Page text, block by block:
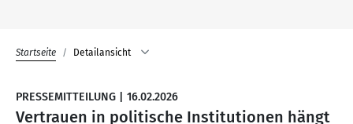
Startseite Detailansicht
PRESSEMITTEILUNG 16.02.2026
Vertrauen in politische Institutionen hängt